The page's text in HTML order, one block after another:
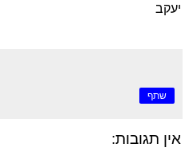
יעקב
שתף
אין תגובות: